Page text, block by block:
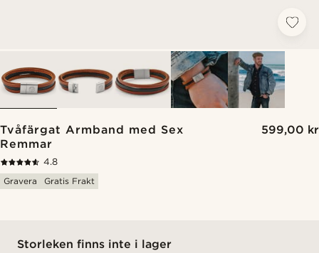
Tvåfärgat Armband med Sex
Remmar
599,00 kr
4.8
Gravera
Gratis Frakt
Storleken finns inte i lager